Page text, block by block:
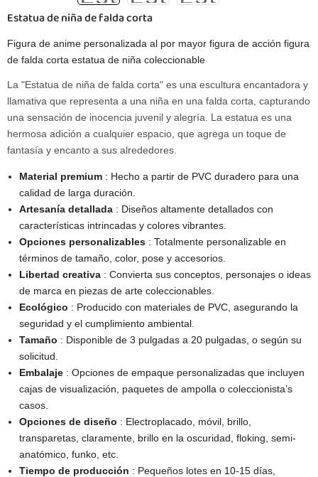
Estatua de niña de falda corta
Figura de anime personalizada al por mayor figura de acción figura
de falda corta estatua de niña coleccionable
La "Estatua de niña de falda corta" es una escultura encantadora y
llamativa que representa a una niña en una falda corta, capturando
una sensación de inocencia juvenil y alegría. La estatua es una
hermosa adición a cualquier espacio, que agrega un toque de
fantasía y encanto a sus alrededores.
Material premium : Hecho a partir de PVC duradero para una
calidad de larga duración.
Artesanía detallada : Diseños altamente detallados con
características intrincadas y colores vibrantes.
Opciones personalizables : Totalmente personalizable en
términos de tamaño, color, pose y accesorios.
Libertad creativa : Convierta sus conceptos, personajes o ideas
de marca en piezas de arte coleccionables.
Ecológico : Producido con materiales de PVC, asegurando la
seguridad y el cumplimiento ambiental.
Tamaño : Disponible de 3 pulgadas a 20 pulgadas, o según su
solicitud.
Embalaje : Opciones de empaque personalizadas que incluyen
cajas de visualización, paquetes de ampolla o coleccionista’s
casos.
Opciones de diseño : Electroplacado, móvil, brillo,
transparetas, claramente, brillo en la oscuridad, floking, semi-
anatómico, funko, etc.
Tiempo de producción : Pequeños lotes en 10-15 días,